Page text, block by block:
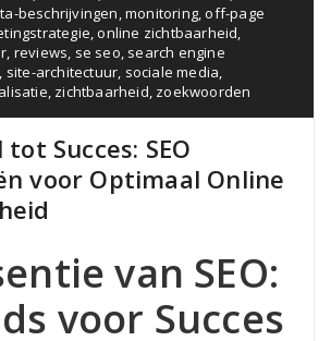
beschrijvingen,monitoring,off-page
,online zichtbaarheid,
, reviews, se seo, search engine
, site-architectuur, sociale media,
, zichtbaarheid, zoekwoorden
Succes: SEO
voor Optimaal Online
van SEO:
voor Succes